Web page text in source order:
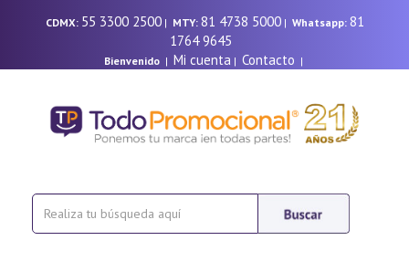
CDMX: 55 3300 2500| MTY: 81 4738 5000| Whatsapp: 81
1764 9645
Bienvenido| Mi cuenta | Contacto |